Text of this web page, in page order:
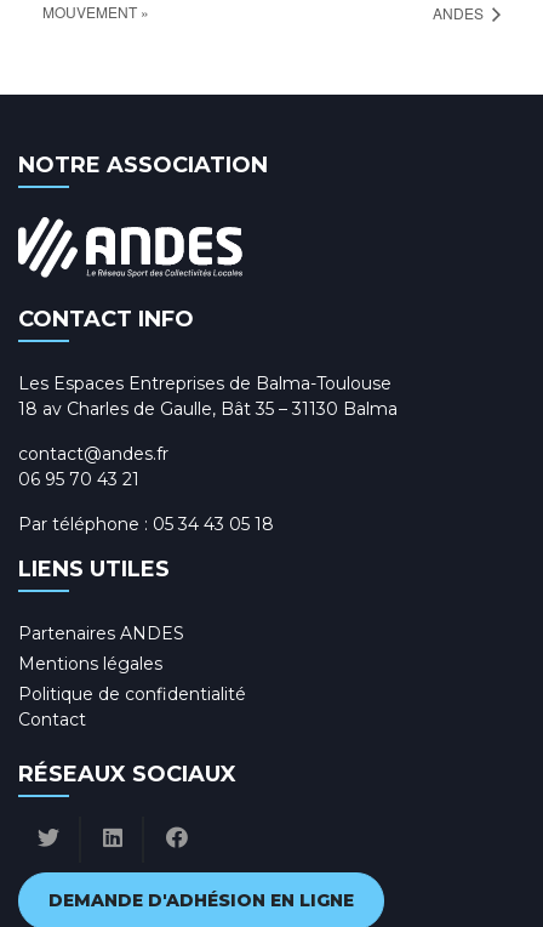
MOUVEMENT »
ANDES
NOTRE ASSOCIATION
CONTACT INFO
Les Espaces Entreprises de Balma-Toulouse
18 av Charles de Gaulle, Bât 35 – 31130 Balma
contact@andes.fr
06 95 70 43 21
Par téléphone : 05 34 43 05 18
LIENS UTILES
Partenaires ANDES
Mentions légales
Politique de confidentialité
Contact
RÉSEAUX SOCIAUX
DEMANDE D'ADHÉSION EN LIGNE